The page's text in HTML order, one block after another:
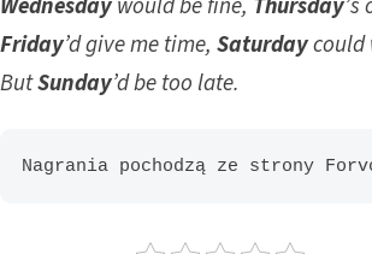
Friday’d give me time, Saturday
ButSunday’d be too late.
Nagrania pochodzą ze strony